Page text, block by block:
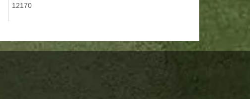
12170